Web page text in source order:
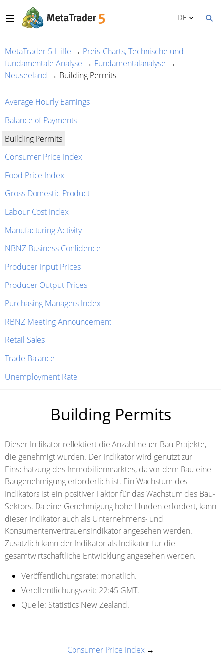
DE
MetaTrader 5 Hilfe → Preis-Charts, Technische und
fundamentale Analyse → Fundamentalanalyse →
Neuseeland → Building Permits
Average Hourly Earnings
Balance of Payments
Building Permits
Consumer Price Index
Food Price Index
Gross Domestic Product
Labour Cost Index
Manufacturing Activity
NBNZ Business Confidence
Producer Input Prices
Producer Output Prices
Purchasing Managers Index
RBNZ Meeting Announcement
Retail Sales
Trade Balance
Unemployment Rate
Building Permits
Dieser Indikator reflektiert die Anzahl neuer Bau-Projekte,
die genehmigt wurden. Der Indikator wird genutzt zur
Einschätzung des Immobilienmarktes, da vor dem Bau eine
Baugenehmigung erforderlich ist. Ein Wachstum des
Indikators ist ein positiver Faktor für das Wachstum des Bau-
Sektors. Da eine Genehmigung hohe Hürden erfordert, kann
dieser Indikator auch als Unternehmens- und
Konsumentenvertrauensindikator angesehen werden.
Zusätzlich kann der Indikator als Indikator für die
gesamtwirtschaftliche Entwicklung angesehen werden.
Veröffentlichungsrate: monatlich.
Veröffentlichungszeit: 22:45 GMT.
Quelle: Statistics New Zealand.
Consumer Price Index →